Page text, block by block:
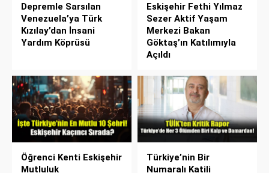
Depremle Sarsılan
Venezuela’ya Türk
Kızılay’dan İnsani
Yardım Köprüsü
Eskişehir Fethi Yılmaz
Sezer Aktif Yaşam
Merkezi Bakan
Göktaş’ın Katılımıyla
Açıldı
Öğrenci Kenti Eskişehir
Mutluluk
Türkiye’nin Bir
Numaralı Katili